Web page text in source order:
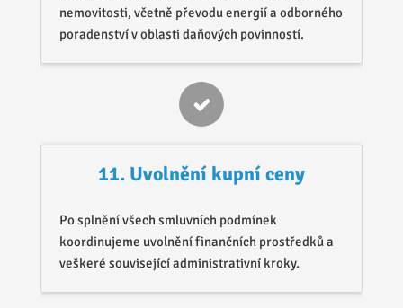
nemovitosti, včetně převodu energií a odborného
poradenství v oblasti daňových povinností.
11. Uvolnění kupní ceny
Po splnění všech smluvních podmínek
koordinujeme uvolnění finančních prostředků a
veškeré související administrativní kroky.